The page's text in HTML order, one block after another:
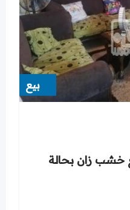
بيع
خشب زان بحالة